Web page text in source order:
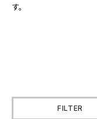
す。
FILTER